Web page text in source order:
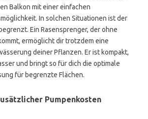
Balkon mit einer einfachen
In solchen Situationen ist der
Ein Rasensprenger, der ohne
ermöglicht dir trotzdem eine
deiner Pflanzen. Er ist kompakt,
und bringt so für dich die optimale
für begrenzte Flächen.
Pumpenkosten